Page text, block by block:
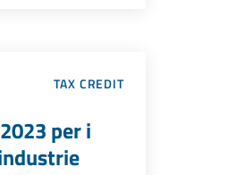
TAX CREDIT
per i